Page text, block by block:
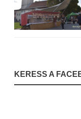
KERESS A